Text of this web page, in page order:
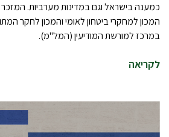
כמענה בישראל וגם במדינות מערביות.
המכון למחקרי ביטחון לאומי והמכון לחקר
במרכז למורשת המודיעין (המל"מ).
לקריאה